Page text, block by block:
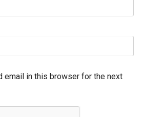
email in this browser for the next